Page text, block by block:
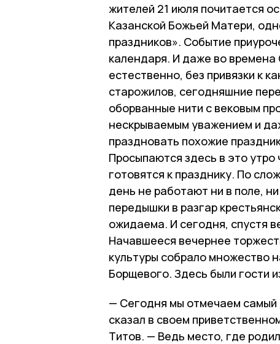
жителей 21 июля почитается
Казанской Божьей Матери,
праздников». Событие
календаря. И даже во
естественно, без привязки к
старожилов, сегодняшние
оборванные нити с вековым
нескрываемым уважением и
праздновать похожие
Просыпаются здесь в это
готовятся к празднику. По
день не работают ни в поле,
передышки в разгар
ожидаема. И сегодня, спустя
Начавшееся вечернее
культуры собрало множество
Борщевого. Здесь были гости
— Сегодня мы отмечаем
сказал в своем
Титов. — Ведь место, где